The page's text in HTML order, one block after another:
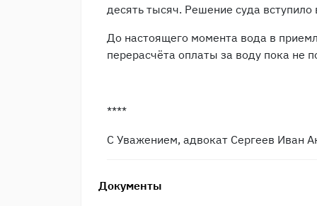
десять тысяч. Решение суда вступило
До настоящего момента вода в
перерасчёта оплаты за воду пока не
****
С Уважением, адвокат Сергеев Иван
Документы